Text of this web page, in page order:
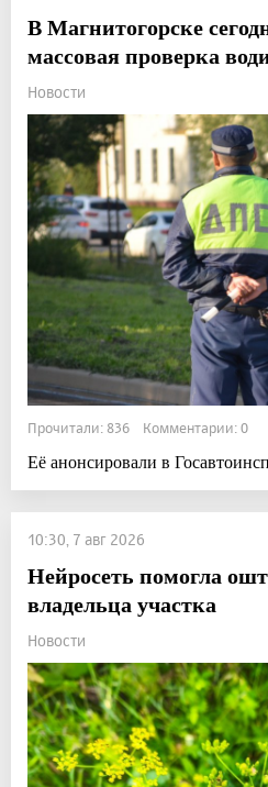
В Магнитогорске
массовая проверка
Новости
Прочитали: 836 Комментарии: 0
Её анонсировали в
10:30, 7 авг 2026
Нейросеть помогла
владельца участка
Новости